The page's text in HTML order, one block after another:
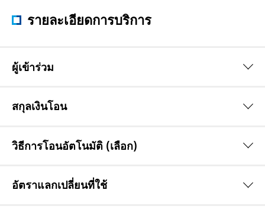
รายละเอียดการบริการ
ผู้เข้าร่วม
สกุลเงินโอน
วิธีการโอนอัตโนมัติ (เลือก)
อัตราแลกเปลี่ยนที่ใช้